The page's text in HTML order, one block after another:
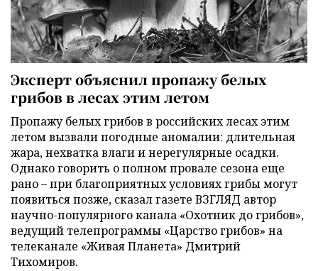
Эксперт объяснил пропажу белых
грибов в лесах этим летом
Пропажу белых грибов в российских лесах этим
летом вызвали погодные аномалии: длительная
жара, нехватка влаги и нерегулярные осадки.
Однако говорить о полном провале сезона еще
рано – при благоприятных условиях грибы могут
появиться позже, сказал газете ВЗГЛЯД автор
научно-популярного канала «Охотник до грибов»,
ведущий телепрограммы «Царство грибов» на
телеканале «Живая Планета» Дмитрий
Тихомиров.